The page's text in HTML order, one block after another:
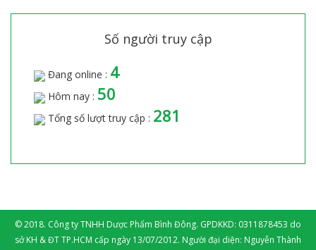
Số người truy cập
Đang online : 4
Hôm nay : 50
Tổng số lượt truy cập : 281
© 2018. Công ty TNHH Dược Phẩm Bình Đông. GPDKKD: 0311878453 do
sở KH & ĐT TP.HCM cấp ngày 13/07/2012. Người đại diện: Nguyễn Thành